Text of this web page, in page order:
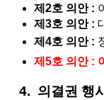
제2호 의안 :
제3호 의안 :
제4호 의안 :
제5호 의안 :
의결권 행